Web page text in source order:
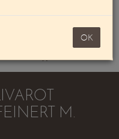
noch 100,00 €
Warenkorb
OK
M.